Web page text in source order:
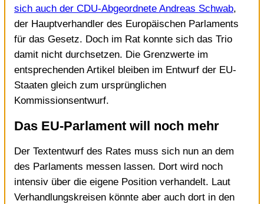
sich auch der CDU-Abgeordnete Andreas Schwab,
der Hauptverhandler des Europäischen Parlaments
für das Gesetz. Doch im Rat konnte sich das Trio
damit nicht durchsetzen. Die Grenzwerte im
entsprechenden Artikel bleiben im Entwurf der EU-
Staaten gleich zum ursprünglichen
Kommissionsentwurf.
Das EU-Parlament will noch mehr
Der Textentwurf des Rates muss sich nun an dem
des Parlaments messen lassen. Dort wird noch
intensiv über die eigene Position verhandelt. Laut
Verhandlungskreisen könnte aber auch dort in den